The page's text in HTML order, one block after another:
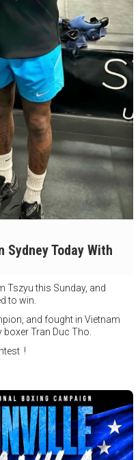
Today With
Tszyu this Sunday, and
to win.
and fought in Vietnam
boxer Tran Duc Tho.
!